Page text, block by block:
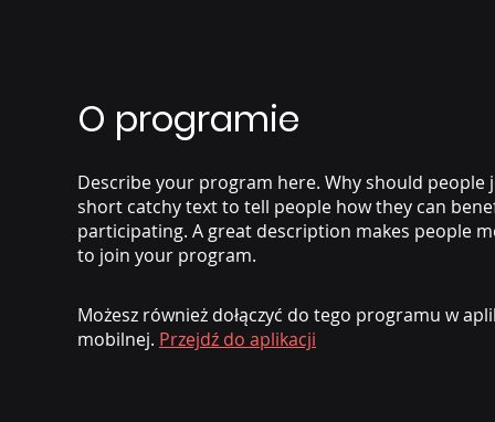
O programie
Describe your program here. Why should people
short catchy text to tell people how they can
participating. A great description makes people
to join your program.
Możesz również dołączyć do tego programu w
mobilnej. Przejdź do aplikacji